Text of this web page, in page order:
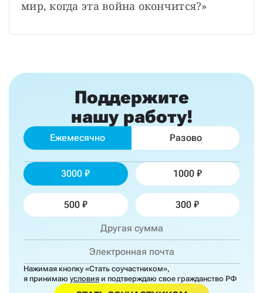
мир, когда эта война окончится?»
Поддержите
нашу работу!
Ежемесячно Разово
3000 1000
500 300
Нажимая кнопку «Стать соучастником»,
я принимаю условия и подтверждаю свое гражданство РФ